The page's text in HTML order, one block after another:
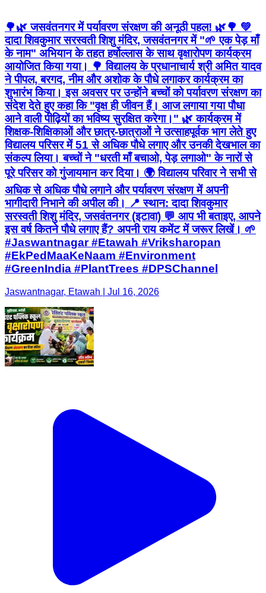
🌳🌿 जसवंतनगर में पर्यावरण संरक्षण की अनूठी पहल! 🌿🌳 💚
दादा शिवकुमार सरस्वती शिशु मंदिर, जसवंतनगर में "🌱 एक पेड़ माँ
के नाम" अभियान के तहत हर्षोल्लास के साथ वृक्षारोपण कार्यक्रम
आयोजित किया गया। 🌳 विद्यालय के प्रधानाचार्य श्री अमित यादव
ने पीपल, बरगद, नीम और अशोक के पौधे लगाकर कार्यक्रम का
शुभारंभ किया। इस अवसर पर उन्होंने बच्चों को पर्यावरण संरक्षण का
संदेश देते हुए कहा कि "वृक्ष ही जीवन हैं। आज लगाया गया पौधा
आने वाली पीढ़ियों का भविष्य सुरक्षित करेगा।" 🌿 कार्यक्रम में
शिक्षक-शिक्षिकाओं और छात्र-छात्राओं ने उत्साहपूर्वक भाग लेते हुए
विद्यालय परिसर में 51 से अधिक पौधे लगाए और उनकी देखभाल का
संकल्प लिया। बच्चों ने "धरती माँ बचाओ, पेड़ लगाओ" के नारों से
पूरे परिसर को गुंजायमान कर दिया। 🌍 विद्यालय परिवार ने सभी से
अधिक से अधिक पौधे लगाने और पर्यावरण संरक्षण में अपनी
भागीदारी निभाने की अपील की। 📍 स्थान: दादा शिवकुमार
सरस्वती शिशु मंदिर, जसवंतनगर (इटावा) 💬 आप भी बताइए, आपने
इस वर्ष कितने पौधे लगाए हैं? अपनी राय कमेंट में जरूर लिखें। 🌱
#Jaswantnagar #Etawah #Vriksharopan
#EkPedMaaKeNaam #Environment
#GreenIndia #PlantTrees #DPSChannel
Jaswantnagar, Etawah | Jul 16, 2026